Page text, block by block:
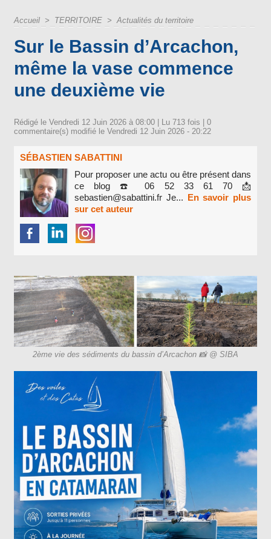
Accueil > TERRITOIRE > Actualités du territoire
Sur le Bassin d’Arcachon,
même la vase commence
une deuxième vie
Rédigé le Vendredi 12 Juin 2026 à 08:00 | Lu 713 fois | 0
commentaire(s) modifié le Vendredi 12 Juin 2026 - 20:22
SÉBASTIEN SABATTINI
Pour proposer une actu ou être présent dans
ce blog ☎️ 06 52 33 61 70 📩
sebastien@sabattini.fr Je... En savoir plus
sur cet auteur
2ème vie des sédiments du bassin d’Arcachon 📸 @ SIBA